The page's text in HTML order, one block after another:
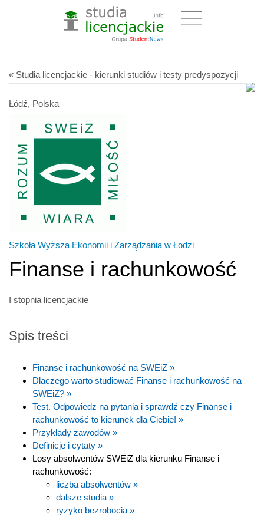
« Studia licencjackie - kierunki studiów i testy predyspozycji
Łódź, Polska
Szkoła Wyższa Ekonomii i Zarządzania w Łodzi
Finanse i rachunkowość
I stopnia licencjackie
Spis treści
Finanse i rachunkowość na SWEiZ »
Dlaczego warto studiować Finanse i rachunkowość na
SWEiZ? »
Test. Odpowiedz na pytania i sprawdź czy Finanse i
rachunkowość to kierunek dla Ciebie! »
Przykłady zawodów »
Definicje i cytaty »
Losy absolwentów SWEiZ dla kierunku Finanse i
rachunkowość:
liczba absolwentów »
dalsze studia »
ryzyko bezrobocia »